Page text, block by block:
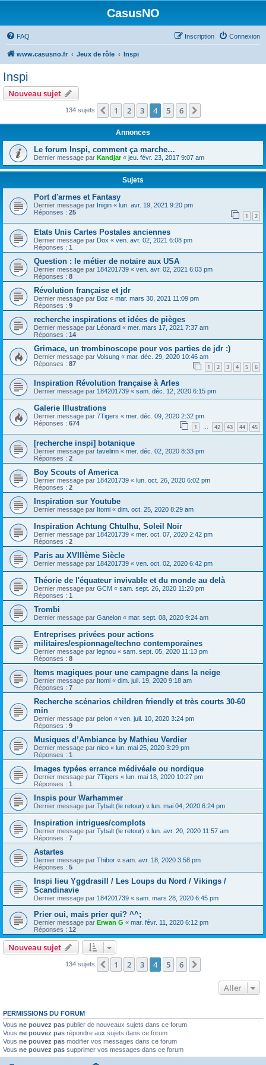
CasusNO
FAQ Connexion
Inscription
www.casusno.fr Jeux de rôle Inspi
Inspi
Nouveau sujet
134 sujets Précédent
1 2 3 4 5 6
Annonces
Le forum Inspi, comment ça marche…
Dernier message par Kandjar« jeu. févr. 23, 2017 9:07 am
Sujets
Port d'armes et Fantasy
Dernier message par Inigin « lun. avr. 19, 2021 9:20 pm
Réponses : 25 1 2
Etats Unis Cartes Postales anciennes
Dernier message par Dox « ven. avr. 02, 2021 6:08 pm
Réponses : 1
Question : le métier de notaire aux USA
Dernier message par 184201739 « ven. avr. 02, 2021 6:03 pm
Réponses : 8
Révolution française et jdr
Dernier message par Boz « mar. mars 30, 2021 11:09 pm
Réponses : 9
recherche inspirations et idées de pièges
Dernier message par Léonard « mer. mars 17, 2021 7:37 am
Réponses : 14
Grimace, un trombinoscope pour vos parties de jdr :)
Dernier message par Volsung « mar. déc. 29, 2020 10:46 am
Réponses : 87 1 2 3 4 5 6
Inspiration Révolution française à Arles
Dernier message par 184201739 « sam. déc. 12, 2020 6:15 pm
Galerie Illustrations
Dernier message par 7Tigers « mer. déc. 09, 2020 2:32 pm
Réponses : 674 1 … 42 43 44 45
[recherche inspi] botanique
Dernier message par tavelinn « mer. déc. 02, 2020 8:33 pm
Réponses : 2
Boy Scouts of America
Dernier message par 184201739 « lun. oct. 26, 2020 6:02 pm
Réponses : 2
Inspiration sur Youtube
Dernier message par Itomi « dim. oct. 25, 2020 8:29 am
Inspiration Achtung Chtulhu, Soleil Noir
Dernier message par 184201739 « mer. oct. 07, 2020 2:42 pm
Réponses : 2
Paris au XVIIIème Siècle
Dernier message par 184201739 « ven. oct. 02, 2020 6:42 pm
Théorie de l'équateur invivable et du monde au delà
Dernier message par GCM « sam. sept. 26, 2020 11:20 pm
Réponses : 1
Trombi
Dernier message par Ganelon « mar. sept. 08, 2020 9:24 am
Entreprises privées pour actions
militaires/espionnage/techno contemporaines
Dernier message par legnou « sam. sept. 05, 2020 11:13 pm
Réponses : 8
Items magiques pour une campagne dans la neige
Dernier message par Itomi « dim. juil. 19, 2020 9:18 am
Réponses : 7
Recherche scénarios children friendly et très courts 30-60
min
Dernier message par pelon « ven. juil. 10, 2020 3:24 pm
Réponses : 9
Musiques d’Ambiance by Mathieu Verdier
Dernier message par nico « lun. mai 25, 2020 3:29 pm
Réponses : 1
Images typées errance médivéale ou nordique
Dernier message par 7Tigers « lun. mai 18, 2020 10:27 pm
Réponses : 1
Inspis pour Warhammer
Dernier message par Tybalt (le retour) « lun. mai 04, 2020 6:24 pm
Inspiration intrigues/complots
Dernier message par Tybalt (le retour) « lun. avr. 20, 2020 11:57 am
Réponses : 7
Astartes
Dernier message par Thibor « sam. avr. 18, 2020 3:58 pm
Réponses : 5
Inspi lieu Yggdrasill / Les Loups du Nord / Vikings /
Scandinavie
Dernier message par 184201739 « sam. mars 28, 2020 6:45 pm
Prier oui, mais prier qui? ^^;
Dernier message par Erwan G « mar. févr. 11, 2020 6:12 pm
Réponses : 12
Nouveau sujet
134 sujets Précédent
1 2 3 4 5 6
Aller
PERMISSIONS DU FORUM
Vous ne pouvez pas publier de nouveaux sujets dans ce forum
Vous ne pouvez pas répondre aux sujets dans ce forum
Vous ne pouvez pas modifier vos messages dans ce forum
Vous ne pouvez pas supprimer vos messages dans ce forum